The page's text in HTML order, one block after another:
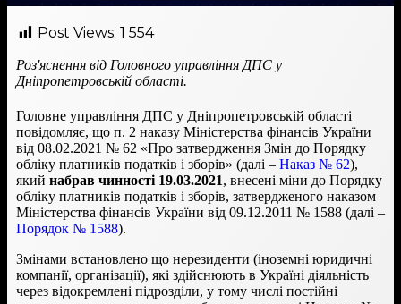
Post Views: 1 554
Роз'яснення від Головного управління ДПС у
Дніпропетровській області.
Головне управління ДПС у Дніпропетровській області
повідомляє, що п. 2 наказу Міністерства фінансів України
від 08.02.2021 № 62 «Про затвердження Змін до Порядку
обліку платників податків і зборів» (далі – Наказ № 62),
який набрав чинності 19.03.2021, внесені міни до Порядку
обліку платників податків і зборів, затвердженого наказом
Міністерства фінансів України від 09.12.2011 № 1588 (далі –
Порядок № 1588).
Змінами встановлено що нерезиденти (іноземні юридичні
компанії, організації), які здійснюють в Україні діяльність
через відокремлені підрозділи, у тому числі постійні